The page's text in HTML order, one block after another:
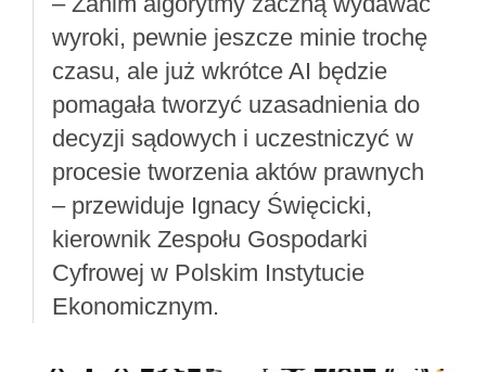
wyroki, pewnie jeszcze minie trochę
czasu, ale już wkrótce AI będzie
pomagała tworzyć uzasadnienia do
decyzji sądowych i uczestniczyć w
procesie tworzenia aktów prawnych
– przewiduje Ignacy Święcicki,
kierownik Zespołu Gospodarki
Cyfrowej w Polskim Instytucie
Ekonomicznym.